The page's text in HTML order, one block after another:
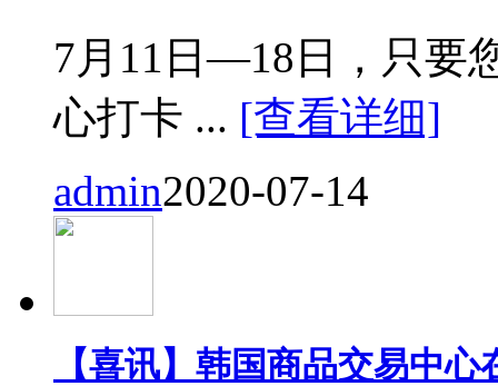
7月11日—18日，只要
心打卡 ... [查看详细]
admin2020-07-14
【喜讯】韩国商品交易中